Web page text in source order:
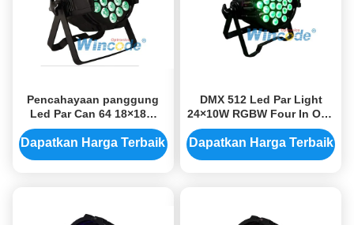
Pencahayaan panggung
Led Par Can 64 18×18W
RGBWA + UV 6 In 1 Dengan
HDTV Video Flicker Gratis
Dapatkan Harga Terbaik
DMX 512 Led Par Light
24×10W RGBW Four In One
Indoor Untuk Dekorasi
Panggung
Dapatkan Harga Terbaik